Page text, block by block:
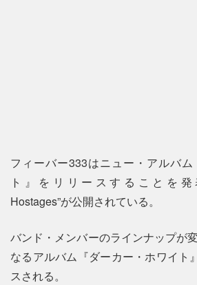
フィーバー333はニュー・アルバ
ト』をリリースすることを発
Hostages”が公開されている。
バンド・メンバーのラインナップが
なるアルバム『ダーカー・ホワイト
スされる。